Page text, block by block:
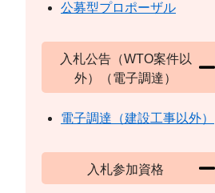
公募型プロポーザル
入札公告（WTO案件以
外）（電子調達）
電子調達（建設工事以外）
入札参加資格